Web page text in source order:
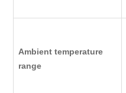
Ambient temperature
range